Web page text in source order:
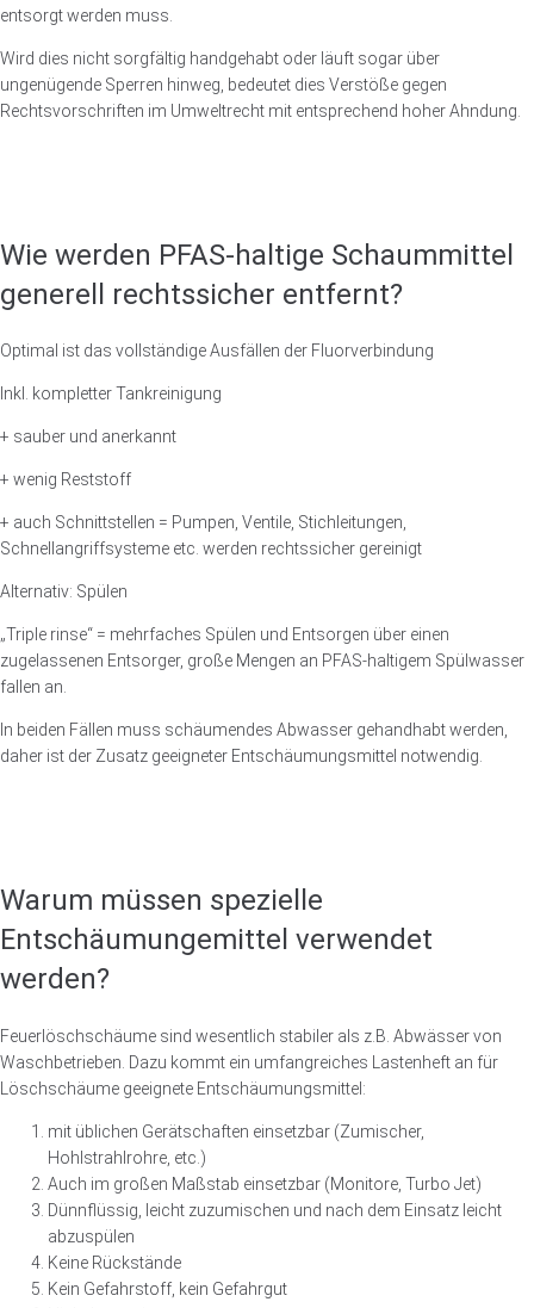
entsorgt werden muss.
Wird dies nicht sorgfältig handgehabt oder läuft sogar über
ungenügende Sperren hinweg, bedeutet dies Verstöße gegen
Rechtsvorschriften im Umweltrecht mit entsprechend hoher Ahndung.
Wie werden PFAS-haltige Schaummittel
generell rechtssicher entfernt?
Optimal ist das vollständige Ausfällen der Fluorverbindung
Inkl. kompletter Tankreinigung
+ sauber und anerkannt
+ wenig Reststoff
+ auch Schnittstellen = Pumpen, Ventile, Stichleitungen,
Schnellangriffsysteme etc. werden rechtssicher gereinigt
Alternativ: Spülen
„Triple rinse“ = mehrfaches Spülen und Entsorgen über einen
zugelassenen Entsorger, große Mengen an PFAS-haltigem Spülwasser
fallen an.
In beiden Fällen muss schäumendes Abwasser gehandhabt werden,
daher ist der Zusatz geeigneter Entschäumungsmittel notwendig.
Warum müssen spezielle
Entschäumungemittel verwendet
werden?
Feuerlöschschäume sind wesentlich stabiler als z.B. Abwässer von
Waschbetrieben. Dazu kommt ein umfangreiches Lastenheft an für
Löschschäume geeignete Entschäumungsmittel:
mit üblichen Gerätschaften einsetzbar (Zumischer,
Hohlstrahlrohre, etc.)
Auch im großen Maßstab einsetzbar (Monitore, Turbo Jet)
Dünnflüssig, leicht zuzumischen und nach dem Einsatz leicht
abzuspülen
Keine Rückstände
Kein Gefahrstoff, kein Gefahrgut